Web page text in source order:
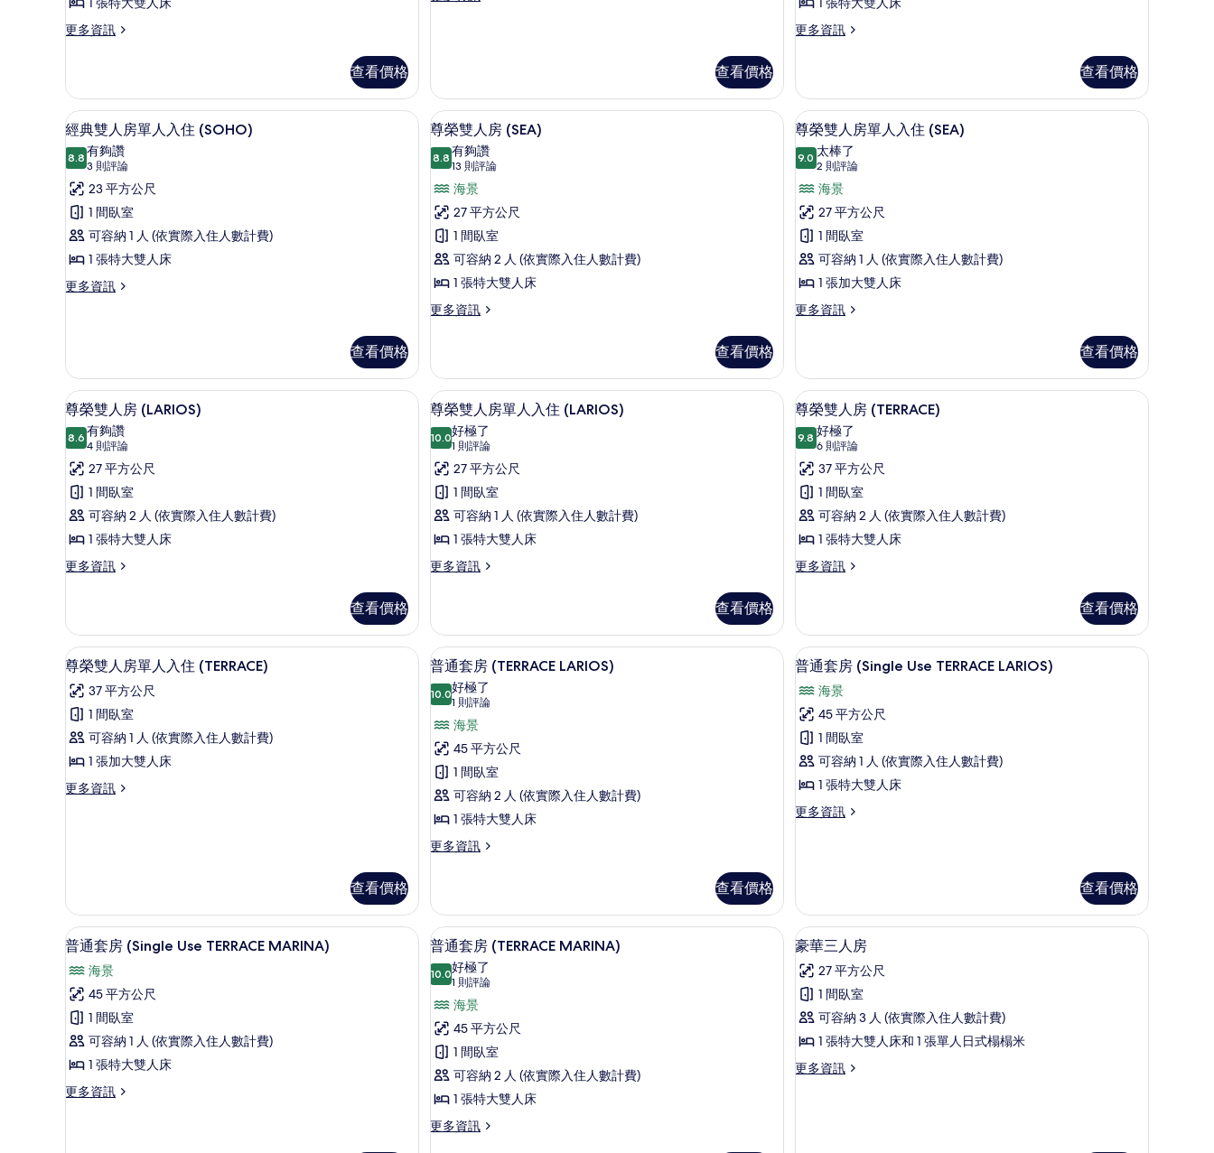
LOVE)
有
相
片
更多資訊
更
套
房
(OY
LOVE)
的
情
查看價格
的
所
有
相
片
(OY
LOVE
Single
use)
的
詳
情
查看價格
的
相
片
更多資訊
更
客
房
(SOHO)
的
詳
查看價格
顯
示
經
典
雙
人
房
單
(SOHO)
的
所
有
相
片
高級寢具、記憶床墊、客房內保險箱、書桌
5
經典雙人房單人入住 (SOHO)
8.88.8 分，滿分 10 分
有夠讚
3 則評論
(3
則
評
論)
23 平方公尺
1 間臥室
可容納 1 人 (依實際入住人數計費)
1 張特大雙人床
更多資訊
更
人
房
單
人
入
住
(SOHO)
的
詳
情
查看價格
顯
示
尊
榮
雙
人
房
(SEA)
的
相
片
高級寢具、記憶床墊、客房內保險箱、書桌
6
尊榮雙人房 (SEA)
8.88.8 分，滿分 10 分
有夠讚
13 則評論
(13
則
評
論)
海景
27 平方公尺
1 間臥室
可容納 2 人 (依實際入住人數計費)
1 張特大雙人床
更多資訊
更
雙
人
房
(SEA)
的
情
查看價格
顯
示
尊
榮
雙
人
房
單
人
(SEA)
的
所
有
相
片
高級寢具、記憶床墊、客房內保險箱、書桌
6
尊榮雙人房單人入住 (SEA)
9.09.0 分，滿分 10 分
太棒了
2 則評論
(2
則
評
論)
海景
27 平方公尺
1 間臥室
可容納 1 人 (依實際入住人數計費)
1 張加大雙人床
更多資訊
更
雙
人
房
單
人
住
(SEA)
的
詳
情
查看價格
顯
示
尊
榮
雙
人
房
(LARIOS)
有
相
片
高級寢具、記憶床墊、客房內保險箱、書桌
5
尊榮雙人房 (LARIOS)
8.68.6 分，滿分 10 分
有夠讚
4 則評論
(4
則
評
論)
27 平方公尺
1 間臥室
可容納 2 人 (依實際入住人數計費)
1 張特大雙人床
更多資訊
更
雙
人
房
(LARIOS)
的
詳
情
查看價格
顯
示
尊
榮
雙
人
房
單
住
(LARIOS)
的
所
有
相
片
高級寢具、記憶床墊、客房內保險箱、書桌
5
尊榮雙人房單人入住 (LARIOS)
10.010.0 分，滿分 10 分
好極了
1 則評論
(1
則
評
論)
27 平方公尺
1 間臥室
可容納 1 人 (依實際入住人數計費)
1 張特大雙人床
更多資訊
更
雙
人
房
單
人
住
(LARIOS)
的
詳
情
查看價格
顯
示
尊
榮
雙
人
房
(TERRACE)
有
相
片
高級寢具、記憶床墊、客房內保險箱、書桌
5
尊榮雙人房 (TERRACE)
9.89.8 分，滿分 10 分
好極了
6 則評論
(6
則
評
論)
37 平方公尺
1 間臥室
可容納 2 人 (依實際入住人數計費)
1 張特大雙人床
更多資訊
更
雙
人
房
(TERRACE)
的
詳
情
查看價格
顯
示
尊
榮
雙
房
(TERRACE)
的
所
有
相
片
高級寢具、記憶床墊、客房內保險箱、書桌
5
尊榮雙人房單人入住 (TERRACE)
37 平方公尺
1 間臥室
可容納 1 人 (依實際入住人數計費)
1 張加大雙人床
更多資訊
更
單
人
入
住
(TERRACE)
詳
情
查看價格
顯
示
普
通
套
房
(TERRACE
LARIOS)
的
相
片
高級寢具、記憶床墊、客房內保險箱、書桌
8
普通套房 (TERRACE LARIOS)
10.010.0 分，滿分 10 分
好極了
1 則評論
(1
則
評
論)
海景
45 平方公尺
1 間臥室
可容納 2 人 (依實際入住人數計費)
1 張特大雙人床
更多資訊
更
套
房
(TERRACE
LARIOS)
的
情
查看價格
顯
示
普
通
套
房
(Single
Use
所
有
相
片
高級寢具、記憶床墊、客房內保險箱、書桌
8
普通套房 (Single Use TERRACE LARIOS)
海景
45 平方公尺
1 間臥室
可容納 1 人 (依實際入住人數計費)
1 張特大雙人床
更多資訊
更
(Single
Use
TERRACE
LARIOS)
的
詳
情
查看價格
顯
示
普
通
套
房
(Single
Use
高級寢具、記憶床墊、客房內保險箱、書桌
6
普通套房 (Single Use TERRACE MARINA)
海景
45 平方公尺
1 間臥室
可容納 1 人 (依實際入住人數計費)
1 張特大雙人床
更多資訊
更
顯
示
普
通
套
房
(TERRACE
MARINA)
的
高級寢具、記憶床墊、客房內保險箱、書桌
6
普通套房 (TERRACE MARINA)
10.010.0 分，滿分 10 分
好極了
1 則評論
(1
則
評
論)
海景
45 平方公尺
1 間臥室
可容納 2 人 (依實際入住人數計費)
1 張特大雙人床
更多資訊
更
顯
示
豪
華
三
房
豪華三人房 | 高級寢具、記憶床墊、客房內保
4
豪華三人房
27 平方公尺
1 間臥室
可容納 3 人 (依實際入住人數計費)
1 張特大雙人床和 1 張單人日式榻榻米
更多資訊
更